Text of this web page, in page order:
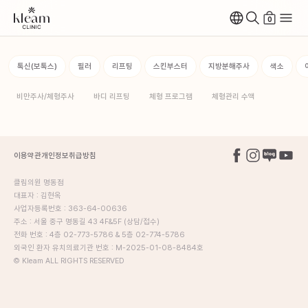
0
톡신(보톡스) 필러 리프팅 스킨부스터 지방분해주사 색소
비만주사/체형주사 바디 리프팅 체형 프로그램 체형관리 수액
이용약관개인정보취급방침
클림의원 명동점
대표자 : 김현옥
사업자등록번호 : 363-64-00636
주소 : 서울 중구 명동길 43 4F&5F (상담/접수)
전화 번호 : 4층 02-773-5786 & 5층 02-774-5786
외국인 환자 유치의료기관 번호 : M-2025-01-08-8484호
© Kleam ALL RIGHTS RESERVED